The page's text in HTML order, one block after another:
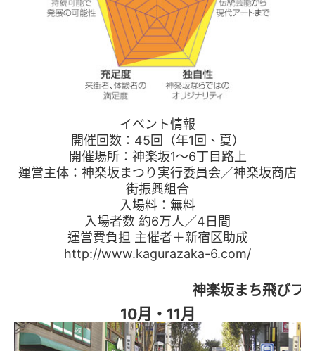
イベント情報
開催回数：45回（年1回、夏）
開催場所：神楽坂1～6丁目路上
運営主体：神楽坂まつり実行委員会／神楽坂商店
街振興組合
入場料：無料
入場者数 約6万人／4日間
運営費負担 主催者＋新宿区助成
http://www.kagurazaka-6.com/
神楽坂まち飛びフ
10月・11月